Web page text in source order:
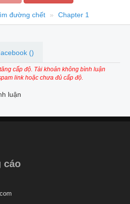
đường chết Chapter 1
()
cấp độ. Tài khoản không bình luận
link hoặc chưa đủ cấp độ.
luận
cáo